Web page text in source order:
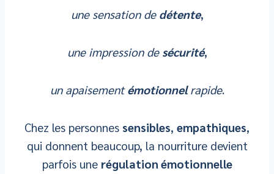
une sensation de détente,
une impression de sécurité,
un apaisementémotionnelrapide.
Chez les personnes sensibles, empathiques,
qui donnent beaucoup, la nourriture devient
parfois une régulation émotionnelle